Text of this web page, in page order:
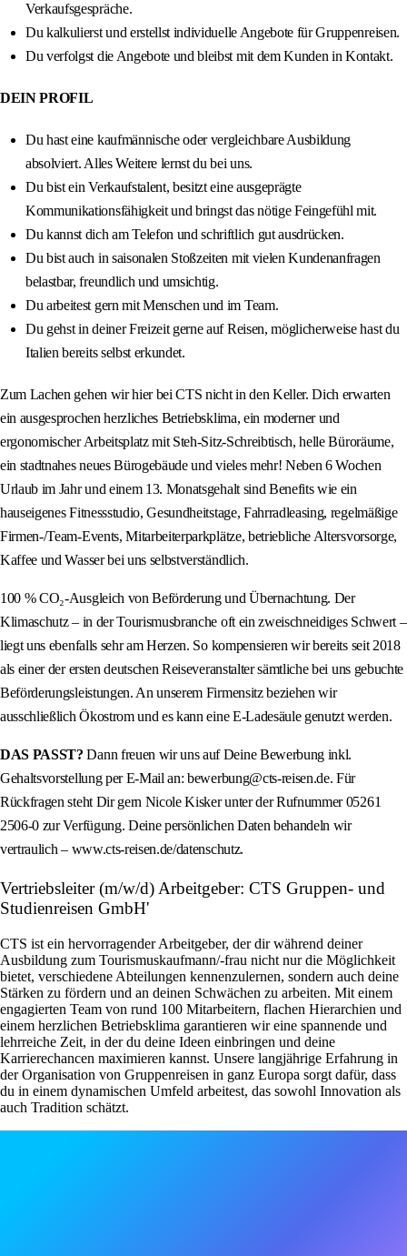
Verkaufsgespräche.
Du kalkulierst und erstellst individuelle Angebote für Gruppenreisen.
Du verfolgst die Angebote und bleibst mit dem Kunden in Kontakt.
DEIN PROFIL
Du hast eine kaufmännische oder vergleichbare Ausbildung
absolviert. Alles Weitere lernst du bei uns.
Du bist ein Verkaufstalent, besitzt eine ausgeprägte
Kommunikationsfähigkeit und bringst das nötige Feingefühl mit.
Du kannst dich am Telefon und schriftlich gut ausdrücken.
Du bist auch in saisonalen Stoßzeiten mit vielen Kundenanfragen
belastbar, freundlich und umsichtig.
Du arbeitest gern mit Menschen und im Team.
Du gehst in deiner Freizeit gerne auf Reisen, möglicherweise hast du
Italien bereits selbst erkundet.
Zum Lachen gehen wir hier bei CTS nicht in den Keller. Dich erwarten
ein ausgesprochen herzliches Betriebsklima, ein moderner und
ergonomischer Arbeitsplatz mit Steh-Sitz-Schreibtisch, helle Büroräume,
ein stadtnahes neues Bürogebäude und vieles mehr! Neben 6 Wochen
Urlaub im Jahr und einem 13. Monatsgehalt sind Benefits wie ein
hauseigenes Fitnessstudio, Gesundheitstage, Fahrradleasing, regelmäßige
Firmen-/Team-Events, Mitarbeiterparkplätze, betriebliche Altersvorsorge,
Kaffee und Wasser bei uns selbstverständlich.
100 % CO₂-Ausgleich von Beförderung und Übernachtung. Der
Klimaschutz – in der Tourismusbranche oft ein zweischneidiges Schwert –
liegt uns ebenfalls sehr am Herzen. So kompensieren wir bereits seit 2018
als einer der ersten deutschen Reiseveranstalter sämtliche bei uns gebuchte
Beförderungsleistungen. An unserem Firmensitz beziehen wir
ausschließlich Ökostrom und es kann eine E-Ladesäule genutzt werden.
DAS PASST? Dann freuen wir uns auf Deine Bewerbung inkl.
Gehaltsvorstellung per E-Mail an: bewerbung@cts-reisen.de. Für
Rückfragen steht Dir gern Nicole Kisker unter der Rufnummer 05261
2506-0 zur Verfügung. Deine persönlichen Daten behandeln wir
vertraulich – www.cts-reisen.de/datenschutz.
Vertriebsleiter (m/w/d) Arbeitgeber: CTS Gruppen- und
Studienreisen GmbH'
CTS ist ein hervorragender Arbeitgeber, der dir während deiner
Ausbildung zum Tourismuskaufmann/-frau nicht nur die Möglichkeit
bietet, verschiedene Abteilungen kennenzulernen, sondern auch deine
Stärken zu fördern und an deinen Schwächen zu arbeiten. Mit einem
engagierten Team von rund 100 Mitarbeitern, flachen Hierarchien und
einem herzlichen Betriebsklima garantieren wir eine spannende und
lehrreiche Zeit, in der du deine Ideen einbringen und deine
Karrierechancen maximieren kannst. Unsere langjährige Erfahrung in
der Organisation von Gruppenreisen in ganz Europa sorgt dafür, dass
du in einem dynamischen Umfeld arbeitest, das sowohl Innovation als
auch Tradition schätzt.